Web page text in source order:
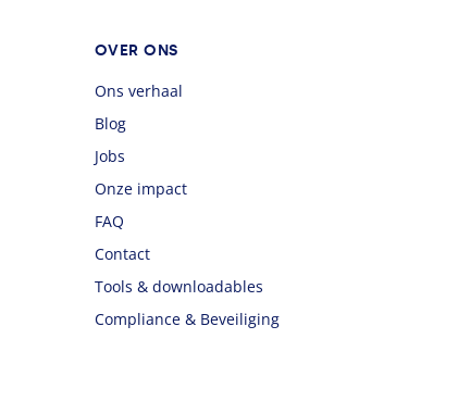
OVER ONS
Ons verhaal
Blog
Jobs
Onze impact
FAQ
Contact
Tools & downloadables
Compliance & Beveiliging